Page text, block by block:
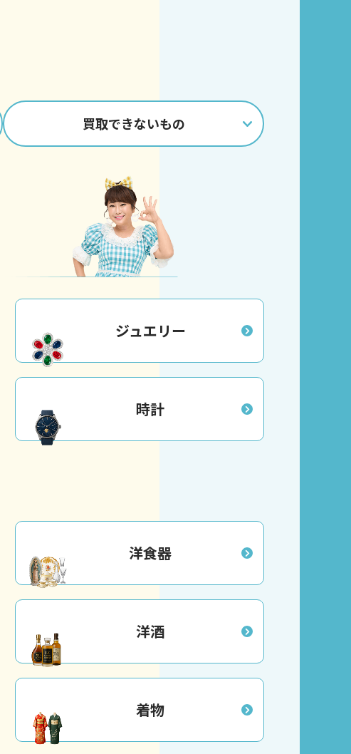
買取できないもの
ジュエリー
時計
洋食器
洋酒
着物